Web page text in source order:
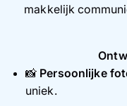
makkelijk
📸 Persoonlijke
uniek.